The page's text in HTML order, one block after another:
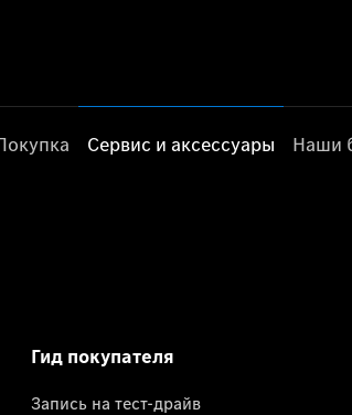
Сервис и аксессуары Наши
Гид покупателя
Запись на тест-драйв